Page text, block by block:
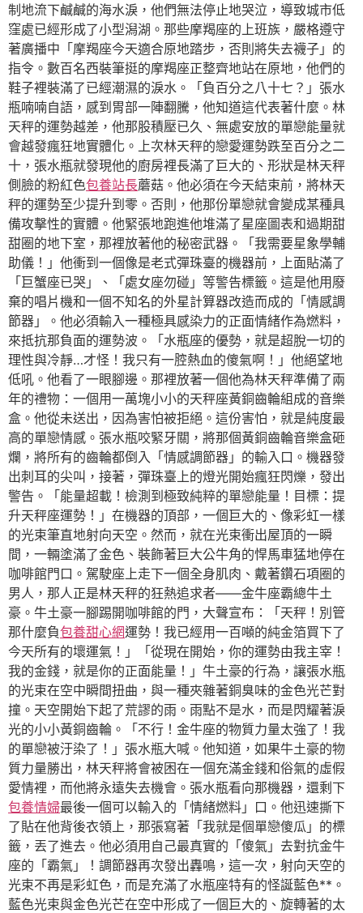
制地流下鹹鹹的海水淚，他們無法停止地哭泣，導致城市低
窪處已經形成了小型潟湖。那些摩羯座的上班族，嚴格遵守
著廣播中「摩羯座今天適合原地踏步，否則將失去襪子」的
指令。數百名西裝筆挺的摩羯座正整齊地站在原地，他們的
鞋子裡裝滿了已經潮濕的淚水。「負百分之八十七？」張水
瓶喃喃自語，感到胃部一陣翻騰，他知道這代表著什麼。林
天秤的運勢越差，他那股積壓已久、無處安放的單戀能量就
會越發瘋狂地實體化。上次林天秤的戀愛運勢跌至百分之二
十，張水瓶就發現他的廚房裡長滿了巨大的、形狀是林天秤
側臉的粉紅色包養站長蘑菇。他必須在今天結束前，將林天
秤的運勢至少提升到零。否則，他那份單戀就會變成某種具
備攻擊性的實體。他緊張地跑進他堆滿了星座圖表和過期甜
甜圈的地下室，那裡放著他的秘密武器。「我需要星象學輔
助儀！」他衝到一個像是老式彈珠臺的機器前，上面貼滿了
「巨蟹座已哭」、「處女座勿碰」等警告標籤。這是他用廢
棄的唱片機和一個不知名的外星計算器改造而成的「情感調
節器」。他必須輸入一種極具感染力的正面情緒作為燃料，
來抵抗那負面的運勢波。「水瓶座的優勢，就是超脫一切的
理性與冷靜…才怪！我只有一腔熱血的傻氣啊！」他絕望地
低吼。他看了一眼腳邊。那裡放著一個他為林天秤準備了兩
年的禮物：一個用一萬塊小小的天秤座黃銅齒輪組成的音樂
盒。他從未送出，因為害怕被拒絕。這份害怕，就是純度最
高的單戀情感。張水瓶咬緊牙關，將那個黃銅齒輪音樂盒砸
爛，將所有的齒輪都倒入「情感調節器」的輸入口。機器發
出刺耳的尖叫，接著，彈珠臺上的燈光開始瘋狂閃爍，發出
警告。「能量超載！檢測到極致純粹的單戀能量！目標：提
升天秤座運勢！」在機器的頂部，一個巨大的、像彩虹一樣
的光束筆直地射向天空。然而，就在光束衝出屋頂的一瞬
間，一輛塗滿了金色、裝飾著巨大公牛角的悍馬車猛地停在
咖啡館門口。駕駛座上走下一個全身肌肉、戴著鑽石項圈的
男人，那人正是林天秤的狂熱追求者——金牛座霸總牛土
豪。牛土豪一腳踢開咖啡館的門，大聲宣布：「天秤！別管
那什麼負包養甜心網運勢！我已經用一百噸的純金箔買下了
今天所有的壞運氣！」「從現在開始，你的運勢由我主宰！
我的金錢，就是你的正面能量！」牛土豪的行為，讓張水瓶
的光束在空中瞬間扭曲，與一種夾雜著銅臭味的金色光芒對
撞。天空開始下起了荒謬的雨。雨點不是水，而是閃耀著淚
光的小小黃銅齒輪。「不行！金牛座的物質力量太強了！我
的單戀被汙染了！」張水瓶大喊。他知道，如果牛土豪的物
質力量勝出，林天秤將會被困在一個充滿金錢和俗氣的虛假
愛情裡，而他將永遠失去機會。張水瓶看向那機器，還剩下
包養情婦最後一個可以輸入的「情緒燃料」口。他迅速撕下
了貼在他背後衣領上，那張寫著「我就是個單戀傻瓜」的標
籤，丟了進去。他必須用自己最真實的「傻氣」去對抗金牛
座的「霸氣」！調節器再次發出轟鳴，這一次，射向天空的
光束不再是彩虹色，而是充滿了水瓶座特有的怪誕藍色**。
藍色光束與金色光芒在空中形成了一個巨大的、旋轉著的太